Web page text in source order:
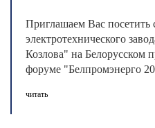
Приглашаем Вас посетить
электротехнического
Козлова" на Белорусском
форуме "Белпромэнерго
читать